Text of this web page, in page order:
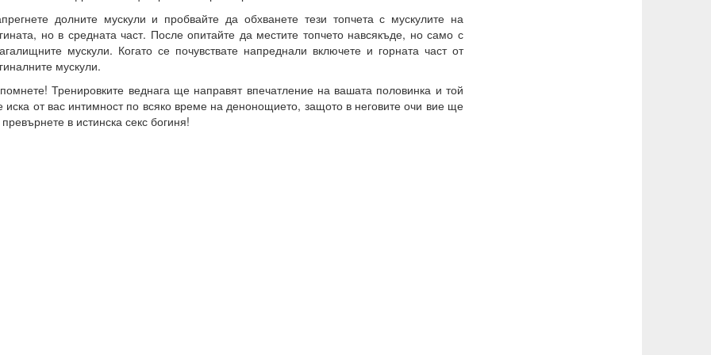
долните мускули и пробвайте да обхванете тези топчета с мускулите на
но в средната част. После опитайте да местите топчето навсякъде, но само с
мускули. Когато се почувствате напреднали включете и горната част от
мускули.
Тренировките веднага ще направят впечатление на вашата половинка и той
иска от вас интимност по всяко време на денонощието, защото в неговите очи вие ще
в истинска секс богиня!